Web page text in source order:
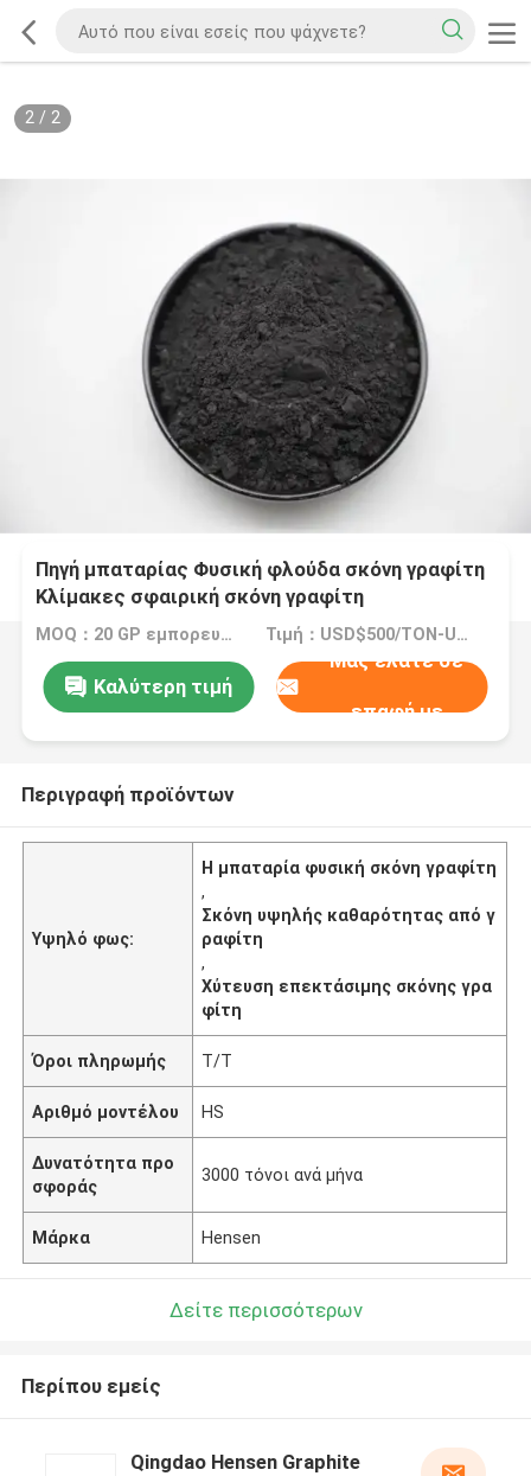
2/ 2
Πηγή μπαταρίας Φυσική φλούδα σκόνη γραφίτη
Κλίμακες σφαιρική σκόνη γραφίτη
MOQ：20 GP εμπορευματοκιβώτιο Τιμή：USD$500/TON-USD$3000/TON
Καλύτερη τιμή
Μας ελάτε σε
επαφή με
Περιγραφή προϊόντων
Υψηλό φως:
Η μπαταρία φυσική σκόνη γραφίτη
,
Σκόνη υψηλής καθαρότητας από γ
ραφίτη
,
Χύτευση επεκτάσιμης σκόνης γρα
φίτη
Όροι πληρωμής Τ/Τ
Αριθμό μοντέλου HS
Δυνατότητα προ
σφοράς
3000 τόνοι ανά μήνα
Μάρκα Hensen
Δείτε περισσότερων
Περίπου εμείς
Qingdao Hensen Graphite